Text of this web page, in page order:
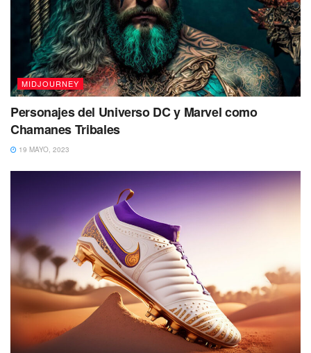
MIDJOURNEY
Personajes del Universo DC y Marvel como
Chamanes Tribales
19 MAYO, 2023